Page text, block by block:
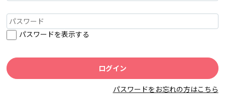
パスワードを表示する
パスワードをお忘れの方はこちら